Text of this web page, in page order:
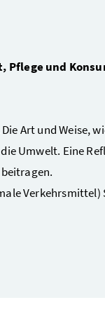
Pflege und
Art und Weise,
Umwelt. Eine
Verkehrsmittel)